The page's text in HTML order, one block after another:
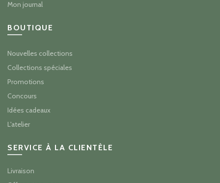
Mon journal
BOUTIQUE
Nouvelles collections
Collections spéciales
Promotions
Concours
Idées cadeaux
L'atelier
SERVICE À LA CLIENTÈLE
Livraison